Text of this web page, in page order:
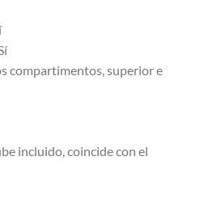
compartimentos, superior e
incluido, coincide con el